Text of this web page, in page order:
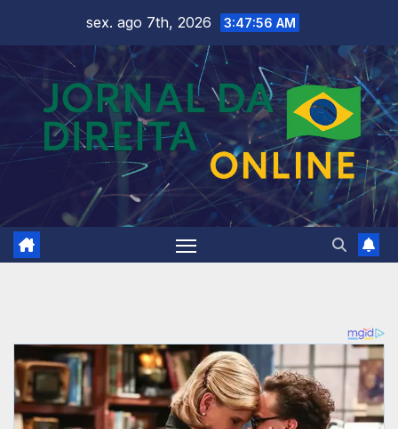
content
sex. ago 7th, 2026 3:47:58 AM